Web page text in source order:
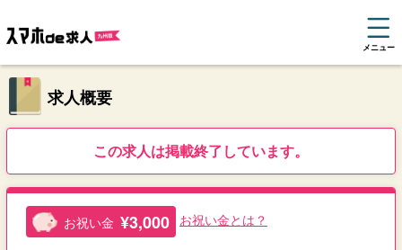
メニュー
求人概要
この求人は掲載終了しています。
お祝い金 ¥3,000 お祝い金とは？